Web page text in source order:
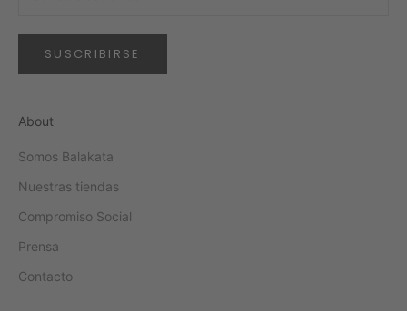
SUSCRIBIRSE
About
Somos Balakata
Nuestras tiendas
Compromiso Social
Prensa
Contacto